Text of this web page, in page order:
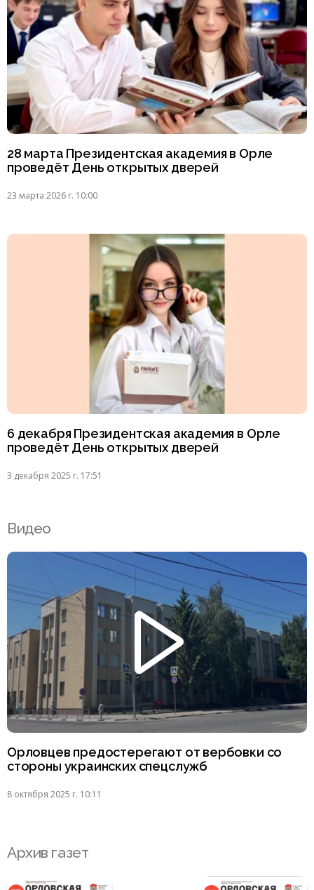
28 марта Президентская академия в Орле
проведёт День открытых дверей
23 марта 2026 г. 10:00
6 декабря Президентская академия в Орле
проведёт День открытых дверей
3 декабря 2025 г. 17:51
Видео
Орловцев предостерегают от вербовки со
стороны украинских спецслужб
8 октября 2025 г. 10:11
Архив газет